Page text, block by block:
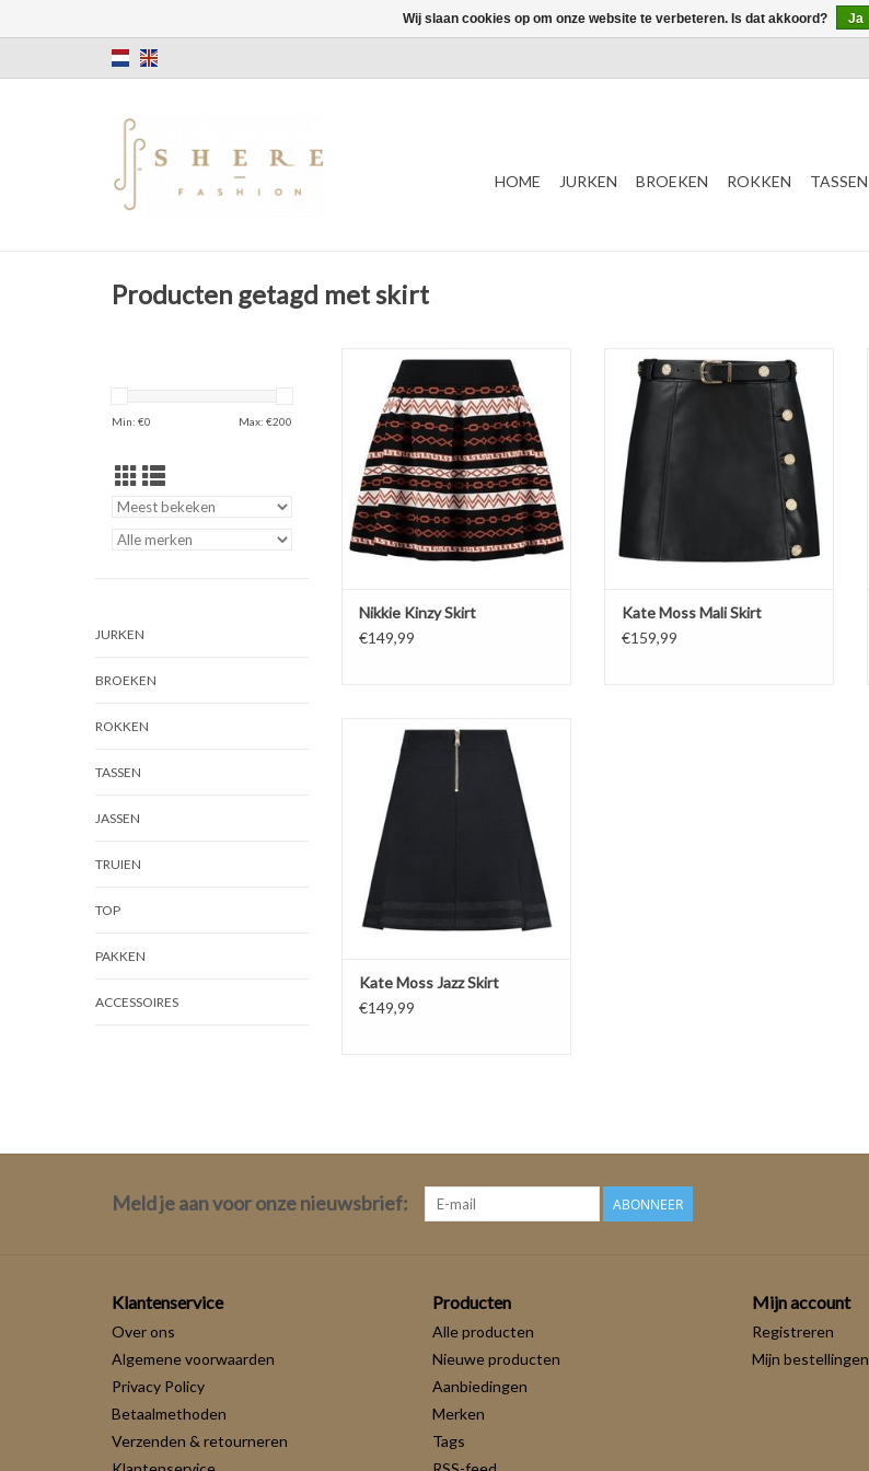
HOME JURKEN BROEKEN ROKKEN TASSEN
Producten getagd met skirt
Min: €0 Max: €200
JURKEN
BROEKEN
ROKKEN
TASSEN
JASSEN
TRUIEN
TOP
PAKKEN
ACCESSOIRES
Rok
Zwart/Roestkleur
TOEVOEGEN AAN WINKELWAGEN
Nikkie Kinzy Skirt
€149,99
Kate Moss
NIKKIE
Kate Moss Mali Skirt
€159,99
Kate Moss
NIKKIE
Zwart
Kate Moss Jazz Skirt
€149,99
Meld je aan voor onze nieuwsbrief: ABONNEER
Klantenservice
Over ons
Algemene voorwaarden
Privacy Policy
Betaalmethoden
Verzenden & retourneren
Producten
Alle producten
Nieuwe producten
Aanbiedingen
Merken
Tags
Mijn account
Registreren
Mijn bestellingen
Wij slaan cookies op om onze website te verbeteren. Is dat akkoord? Ja